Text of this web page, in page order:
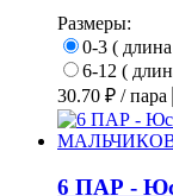
Размеры:
0-3 (
6-12 (
30.70 ₽ / пара
6 ПАР -